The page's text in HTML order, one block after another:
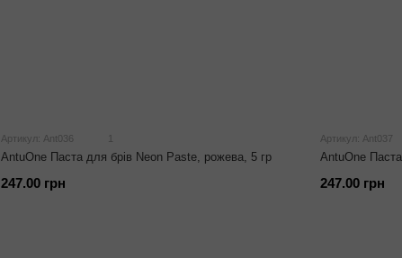
Артикул: Ant036
AntuOne Паста для брів Neon Paste, рожева, 5 гр
247.00 грн
Артикул: Ant037
AntuOne
247.00 грн